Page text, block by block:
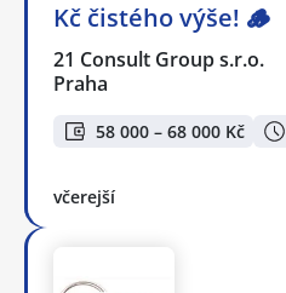
Kč čistého výše! 🪵
21 Consult Group s.r.o.
Praha
58 000 – 68 000 Kč
včerejší